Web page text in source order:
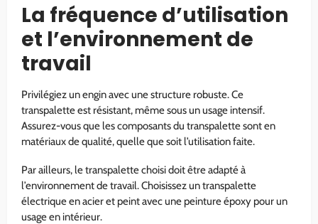
La fréquence d’utilisation
et l’environnement de
travail
Privilégiez un engin avec une structure robuste. Ce
transpalette est résistant, même sous un usage intensif.
Assurez-vous que les composants du transpalette sont en
matériaux de qualité, quelle que soit l’utilisation faite.
Par ailleurs, le transpalette choisi doit être adapté à
l’environnement de travail. Choisissez un transpalette
électrique en acier et peint avec une peinture époxy pour un
usage en intérieur.